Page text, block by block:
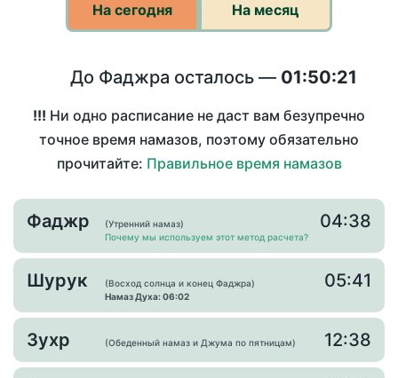
На сегодня На месяц
До Фаджра осталось — 01:50:21
!!! Ни одно расписание не даст вам безупречно
точное время намазов, поэтому обязательно
прочитайте: Правильное время намазов
Фаджр
(Утренний намаз)
Почему мы используем этот метод расчета?
04:38
Шурук
(Восход солнца и конец Фаджра)
Намаз Духа: 06:02
05:41
Зухр (Обеденный намаз и Джума по пятницам) 12:38